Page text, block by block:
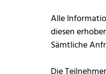
Alle
diesen
Sämtliche